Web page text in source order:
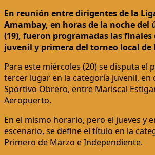
En reunión entre dirigentes de la
Amambay, en horas de la noche
(19), fueron programadas las finales
juvenil y primera del torneo local de
Para este miércoles (20) se disputa el
tercer lugar en la categoría juvenil, en
Sportivo Obrero, entre Mariscal
Aeropuerto.
En el mismo horario, pero el jueves y
escenario, se define el título en la
Primero de Marzo e Independiente.